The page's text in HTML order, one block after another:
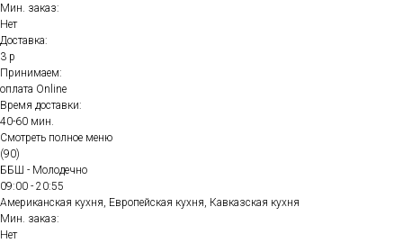
Мин. заказ:
Нет
Доставка:
3 р
Принимаем:
оплата Online
Время доставки:
40-60 мин.
Смотреть полное меню
(90)
ББШ - Молодечно
09:00 - 20:55
Американская кухня, Европейская кухня, Кавказская кухня
Мин. заказ:
Нет